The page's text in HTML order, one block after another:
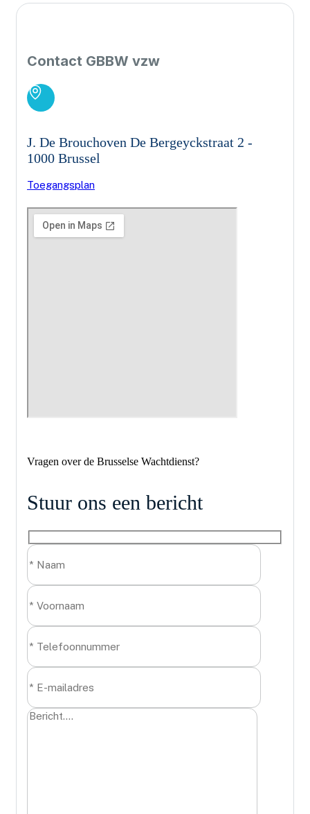
Contact GBBW vzw
J. De Brouchoven De Bergeyckstraat 2 -
1000 Brussel
Toegangsplan
Vragen over de Brusselse Wachtdienst?
Stuur ons een bericht